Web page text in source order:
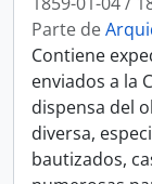
Parte de
Contiene
enviados a la
dispensa del
diversa,
bautizados,